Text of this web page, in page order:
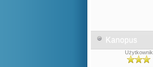
Kanopus
Użytkownik